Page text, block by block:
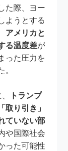
た際、ヨー
ようとする
アメリカと
る温度差が
った圧力を
。
トランプ
取り引き」
ていない部
や国際社会
った可能性